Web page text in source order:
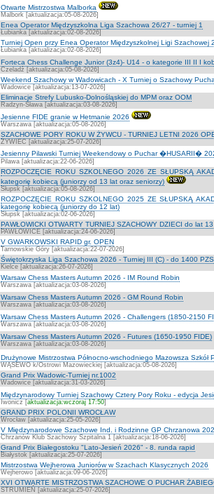
Otwarte Mistrzostwa Malborka
Malbork [aktualizacja:05-08-2026]
Enea Operator Międzyszkolna Liga Szachowa 26/27 - turniej 1
Łubianka [aktualizacja:02-08-2026]
Turniej Open przy Enea Operator Międzyszkolnej Ligi Szachowej
Łubianka [aktualizacja:02-08-2026]
Forteca Chess Challenge Junior (3z4)- U14 - o kategorie III II I
Czeladź [aktualizacja:05-08-2026]
Weekend Szachowy w Wadowicach - X Turniej o Szachowy
Wadowice [aktualizacja:13-07-2026]
Eliminacje Strefy Lubusko-Dolnośląskiej do MPM oraz OOM
Radzyn-Sława [aktualizacja:03-08-2026]
Jesienne FIDE granie w Hetmanie 2026
Warszawa [aktualizacja:05-08-2026]
SZACHOWE PORY ROKU W ŻYWCU - TURNIEJ LETNI 2026
ŻYWIEC [aktualizacja:25-07-2026]
Jesienny Pilawski Turniej Weekendowy o Puchar �HUSARII�
Pilawa [aktualizacja:22-06-2026]
ROZPOCZĘCIE ROKU SZKOLNEGO 2026 ZE SŁUPSKĄ
kategorię kobiecą (juniorzy od 13 lat oraz seniorzy)
Słupsk [aktualizacja:05-08-2026]
ROZPOCZĘCIE ROKU SZKOLNEGO 2025 ZE SŁUPSKĄ
kategorię kobiecą (juniorzy do 12 lat)
Słupsk [aktualizacja:02-06-2026]
PAWŁOWICKI OTWARTY TURNIEJ SZACHOWY DZIECI do lat
PAWŁOWICE [aktualizacja:24-06-2026]
V GWARKOWSKI RAPID gr. OPEN
Tarnowskie Góry [aktualizacja:22-07-2026]
Świętokrzyska Liga Szachowa 2026 - Turniej III (C) - do 1400
Kielce [aktualizacja:26-07-2026]
Warsaw Chess Masters Autumn 2026 - IM Round Robin
Warszawa [aktualizacja:03-08-2026]
Warsaw Chess Masters Autumn 2026 - GM Round Robin
Warszawa [aktualizacja:03-08-2026]
Warsaw Chess Masters Autumn 2026 - Challengers (1850-2150
Warszawa [aktualizacja:03-08-2026]
Warsaw Chess Masters Autumn 2026 - Futures (1650-1950 FIDE)
Warszawa [aktualizacja:03-08-2026]
Drużynowe Mistrzostwa Północno-wschodniego Mazowsza Szkół
WĄSEWO k/Ostrowi Mazowieckiej [aktualizacja:05-08-2026]
Grand Prix Wadowic-Turniej nr.1002
Wadowice [aktualizacja:31-03-2026]
Międzynarodowy Turniej Szachowy Cztery Pory Roku - edycja
Iwonicz [aktualizacja:wczoraj 17:50]
GRAND PRIX POLONII WROCŁAW
Wrocław [aktualizacja:25-05-2026]
V Międzynarodowe Szachowe Ind. i Rodzinne GP Chrzanowa
Chrzanów Klub Szachowy Szpitalna 1 [aktualizacja:18-06-2026]
Grand Prix Białegostoku "Lato-Jesień 2026" - 8. runda rapid
Białystok [aktualizacja:25-07-2026]
Mistrzostwa Wejherowa Juniorów w Szachach Klasycznych 2026
Wejherowo [aktualizacja:09-06-2026]
XVI OTWARTE MISTRZOSTWA SZACHOWE O PUCHAR
STRUMIEŃ [aktualizacja:25-07-2026]